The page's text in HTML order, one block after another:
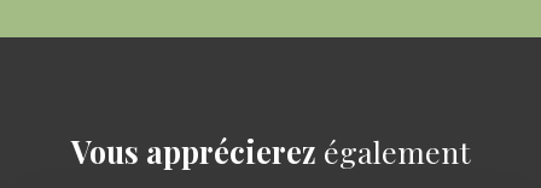
Vous apprécierez également